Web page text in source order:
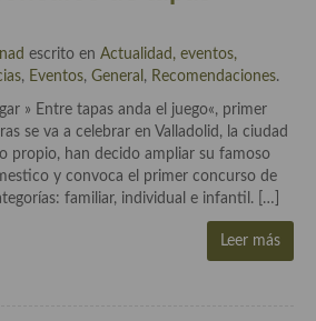
escrito en Actualidad, eventos,
, Eventos, General , Recomendaciones.
» Entre tapas anda el juego«, primer
se va a celebrar en Valladolid, la ciudad
propio, han decido ampliar su famoso
y convoca el primer concurso de
familiar, individual e infantil. […]
Leer más